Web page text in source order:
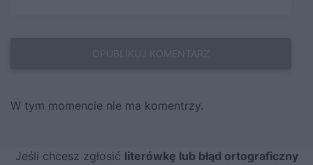
W tym momencie nie ma komentrzy.
Jeśli chcesz zgłosić literówkę lub błąd ortograficzny